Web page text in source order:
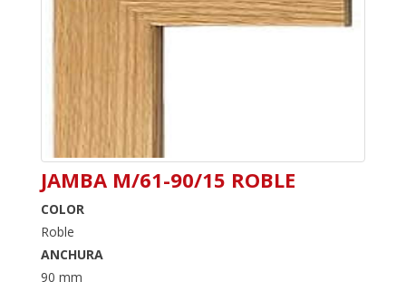
JAMBA M/61-90/15 ROBLE
COLOR
Roble
ANCHURA
90 mm